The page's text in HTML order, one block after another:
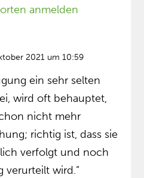
anmelden
2021 um 10:59
ein sehr selten
wird oft behauptet,
nicht mehr
richtig ist, dass sie
verfolgt und noch
verurteilt wird.“